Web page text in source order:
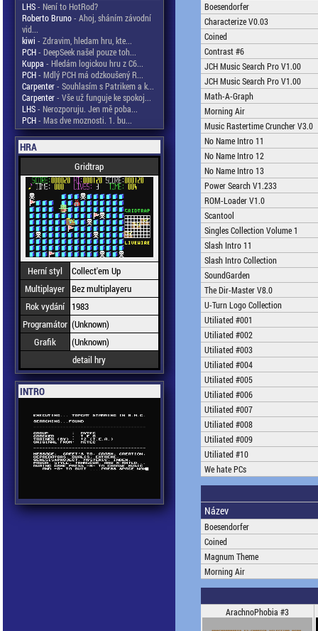
LHS- Není to HotRod?
Roberto Bruno- Ahoj, sháním závodní
vid...
kiwi - Zdravim, hledam hru, kte...
PCH- DeepSeek našel pouze toh...
Kuppa - Hledám logickou hru z C6...
PCH- Mdlý PCH má odzkoušený R...
Carpenter- Souhlasím s Patrikem a k...
Carpenter- Vše už funguje ke spokoj...
LHS- Nerozporuju. Jen mě poba...
PCH- Mas dve moznosti. 1. bu...
HRA
Gridtrap
Herní styl
Collect'em Up
Multiplayer Bez multiplayeru
Rok vydání
1983
Programátor (Unknown)
Grafik
(Unknown)
detail hry
INTRO
Boesendorfer
Characterize V0.03
Coined
Contrast #6
JCH Music Search Pro V1.00
JCH Music Search Pro V1.00
Math-A-Graph
Morning Air
Music Rastertime Cruncher V3.0
No Name Intro 11
No Name Intro 12
No Name Intro 13
Power Search V1.233
ROM-Loader V1.0
Scantool
Singles Collection Volume 1
Slash Intro 11
Slash Intro Collection
SoundGarden
The Dir-Master V8.0
U-Turn Logo Collection
Utiliated #001
Utiliated #002
Utiliated #003
Utiliated #004
Utiliated #005
Utiliated #006
Utiliated #007
Utiliated #008
Utiliated #009
Utiliated #10
We hate PCs
Název
Boesendorfer
Coined
Magnum Theme
Morning Air
ArachnoPhobia #3